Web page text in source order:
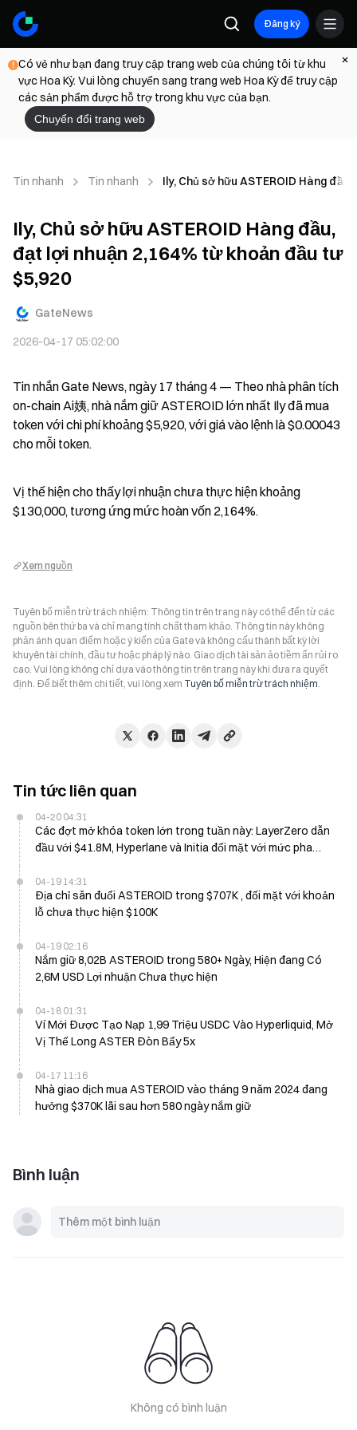
Đăng ký
Có vẻ như bạn đang truy cập trang web của chúng tôi từ khu
vực Hoa Kỳ. Vui lòng chuyển sang trang web Hoa Kỳ để truy cập
các sản phẩm được hỗ trợ trong khu vực của bạn.
Chuyển đổi trang web
Tin nhanh Tin nhanh Ily, Chủ sở hữu ASTEROID Hàng
Ily, Chủ sở hữu ASTEROID Hàng đầu,
đạt lợi nhuận 2,164% từ khoản đầu tư
$5,920
GateNews
2026-04-17 05:02:00
Tin nhắn Gate News, ngày 17 tháng 4 — Theo nhà phân tích
on-chain Ai姨, nhà nắm giữ ASTEROID lớn nhất Ily đã mua
token với chi phí khoảng $5,920, với giá vào lệnh là $0.00043
cho mỗi token.
Vị thế hiện cho thấy lợi nhuận chưa thực hiện khoảng
$130,000, tương ứng mức hoàn vốn 2,164%.
Xem nguồn
Tuyên bố miễn trừ trách nhiệm: Thông tin trên trang này có thể đến từ các
nguồn bên thứ ba và chỉ mang tính chất tham khảo. Thông tin này không
phản ánh quan điểm hoặc ý kiến của Gate và không cấu thành bất kỳ lời
khuyên tài chính, đầu tư hoặc pháp lý nào. Giao dịch tài sản ảo tiềm ẩn rủi ro
cao. Vui lòng không chỉ dựa vào thông tin trên trang này khi đưa ra quyết
định. Để biết thêm chi tiết, vui lòng xem Tuyên bố miễn trừ trách nhiệm.
Tin tức liên quan
04-20 04:31
Các đợt mở khóa token lớn trong tuần này: LayerZero dẫn
đầu với $41.8M, Hyperlane và Initia đối mặt với mức pha
04-19 14:31
Địa chỉ săn đuổi ASTEROID trong $707K , đối mặt với khoản
lỗ chưa thực hiện $100K
04-19 02:16
Nắm giữ 8,02B ASTEROID trong 580+ Ngày, Hiện đang Có
2,6M USD Lợi nhuận Chưa thực hiện
04-18 01:31
Ví Mới Được Tạo Nạp 1,99 Triệu USDC Vào Hyperliquid, Mở
Vị Thế Long ASTER Đòn Bẩy 5x
04-17 11:16
Nhà giao dịch mua ASTEROID vào tháng 9 năm 2024 đang
hưởng $370K lãi sau hơn 580 ngày nắm giữ
Bình luận
Không có bình luận